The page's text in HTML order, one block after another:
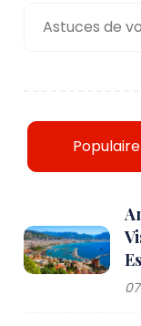
Astuces de
Populaire